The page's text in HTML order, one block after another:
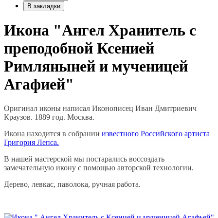
В закладки
Икона "Ангел Хранитель с
преподобной Ксенией
Римляныней и мученицей
Агафией"
Оригинал иконы написал Иконописец Иван Дмитриевич
Краузов. 1889 год. Москва.
Икона находится в собрании известного Российского артиста
Григория Лепса.
В нашей мастерской мы постарались воссоздать
замечательную икону с помощью авторской технологии.
Дерево, левкас, паволока, ручная работа.